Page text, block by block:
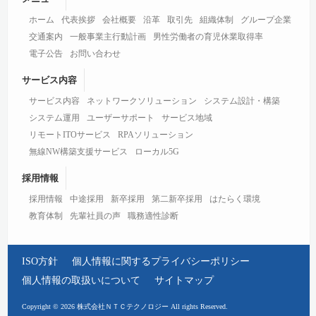
ホーム 代表挨拶 会社概要 沿革 取引先 組織体制
グループ企業
交通案内
一般事業主行動計画
男性労働者の育児休業取得率
電子公告
お問い合わせ
サービス内容
サービス内容 ネットワークソリューション
システム設計・構築
システム運用
ユーザーサポート
サービス地域
リモートITOサービス
RPAソリューション
無線NW構築支援サービス
ローカル5G
採用情報
採用情報 中途採用 新卒採用 第二新卒採用
はたらく環境
教育体制
先輩社員の声 職務適性診断
ISO方針
個人情報に関するプライバシーポリシー
個人情報の取扱いについて
サイトマップ
Copyright © 2026 株式会社ＮＴＣテクノロジー All rights Reserved.